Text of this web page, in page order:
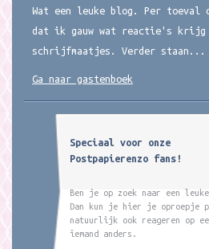
Wat een leuke blog. Per toeval
dat ik gauw wat reactie's krijg
schrijfmaatjes. Verder staan...
Ga naar gastenboek
Speciaal voor onze
Postpapierenzo fans!
Ben je op zoek naar een
Dan kun je hier je oproepje
natuurlijk ook reageren op
iemand anders.